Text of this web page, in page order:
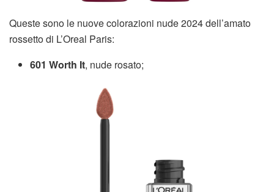
Queste sono le nuove colorazioni nude 2024 dell’amato
rossetto di L’Oreal Paris:
601 Worth It, nude rosato;